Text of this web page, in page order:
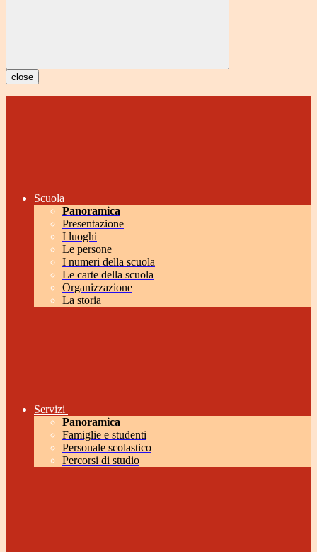
close
Scuola
Panoramica
Presentazione
I luoghi
Le persone
I numeri della scuola
Le carte della scuola
Organizzazione
La storia
Servizi
Panoramica
Famiglie e studenti
Personale scolastico
Percorsi di studio